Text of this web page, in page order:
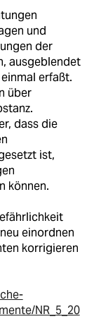
und
der
ausgeblendet
erfaßt.
über
dass die
ist,
können.
einordnen
korrigieren
NR_5_20